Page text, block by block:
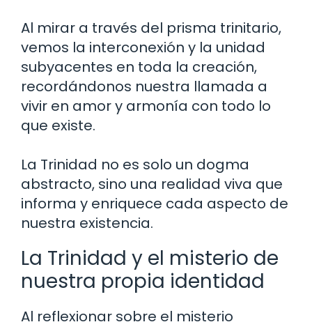
Al mirar a través del prisma trinitario,
vemos la interconexión y la unidad
subyacentes en toda la creación,
recordándonos nuestra llamada a
vivir en amor y armonía con todo lo
que existe.
La Trinidad no es solo un dogma
abstracto, sino una realidad viva que
informa y enriquece cada aspecto de
nuestra existencia.
La Trinidad y el misterio de
nuestra propia identidad
Al reflexionar sobre el misterio